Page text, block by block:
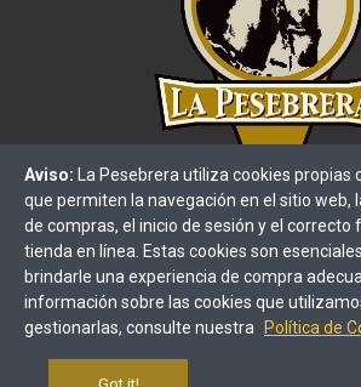
Términos y condiciones
Aviso:
La Pesebrera utiliza cookies
que permiten la navegación en el sitio web,
de compras, el inicio de sesión y el
tienda en línea. Estas cookies son
brindarle una experiencia de compra
información sobre las cookies que
gestionarlas, consulte nuestra
Política de